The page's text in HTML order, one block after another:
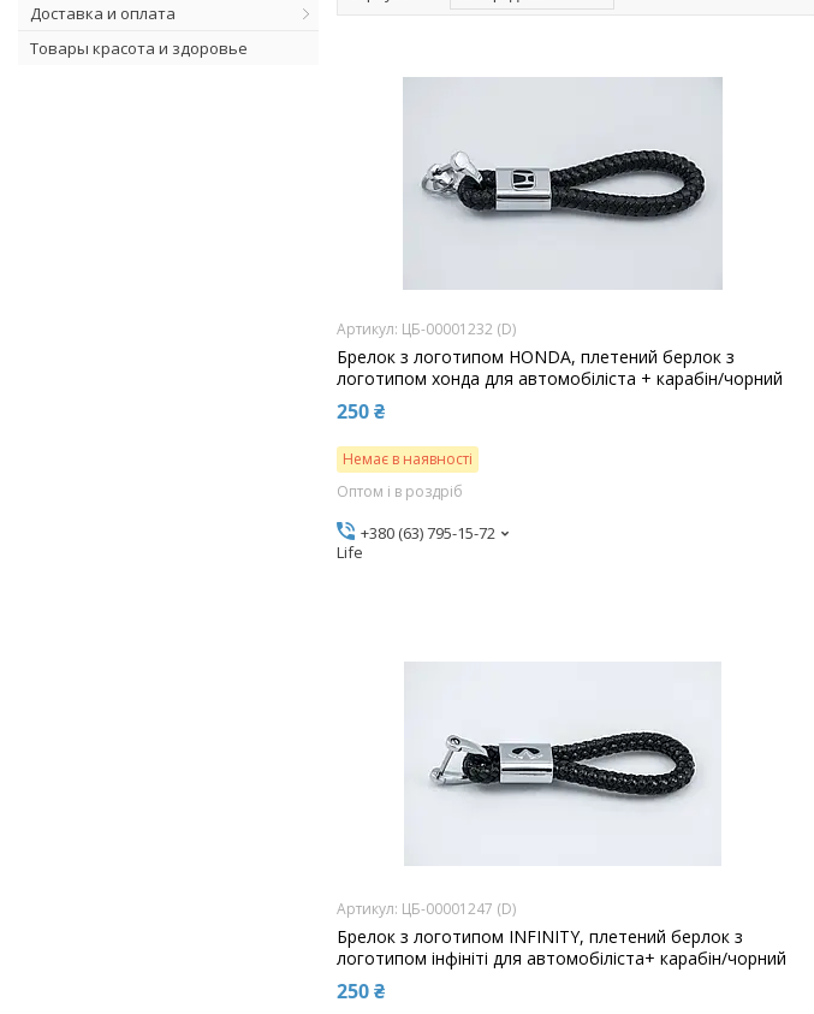
Доставка и оплата
Товары красота и здоровье
ЦБ-00001232 (D)
Брелок з логотипом HONDA, плетений берлок з
логотипом хонда для автомобіліста + карабін/чорний
250 ₴
Немає в наявності
Оптом і в роздріб
+380 (63) 795-15-72
Life
ЦБ-00001247 (D)
Брелок з логотипом INFINITY, плетений берлок з
логотипом інфініті для автомобіліста+ карабін/чорний
250 ₴